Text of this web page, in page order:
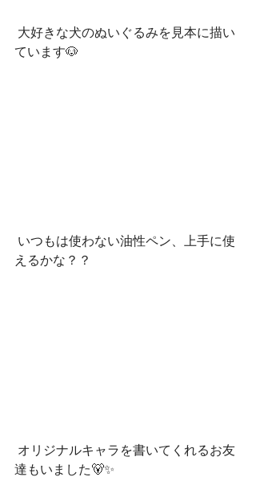
ています🐶
えるかな？？
達もいました🐻✨